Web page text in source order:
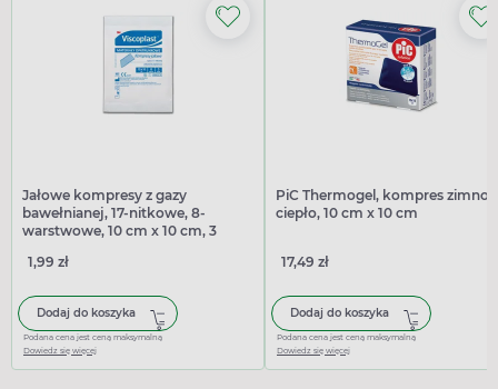
Jałowe kompresy z gazy
bawełnianej, 17-nitkowe, 8-
warstwowe, 10 cm x 10 cm, 3
1,99 zł
Dodaj do koszyka
Podana cena jest ceną maksymalną
Dowiedz się więcej
PiC Thermogel, kompres zimno-
ciepło, 10 cm x 10 cm
17,49 zł
Dodaj do koszyka
Podana cena jest ceną maksymalną
Dowiedz się więcej